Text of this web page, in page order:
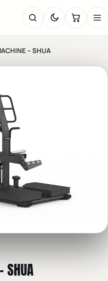
– SHUA
SHUA